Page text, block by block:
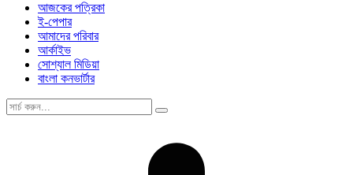
আজকের পত্রিকা
ই-পেপার
আমাদের পরিবার
আর্কাইভ
সোশ্যাল মিডিয়া
বাংলা কনভার্টার